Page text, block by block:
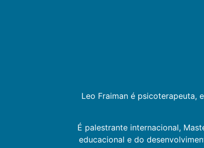
Leo Fraiman é psicoterapeuta,
É palestrante internacional,
educacional e do